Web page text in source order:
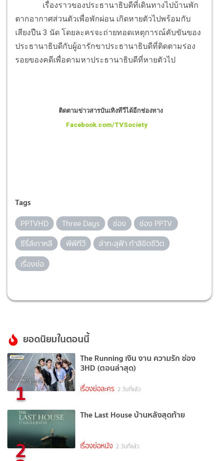
เรื่องราวของประธานาธิบดีที่เดินทางไปบ้านพัก
ตากอากาศส่วนตัวเพื่อพักผ่อน เกิดหายตัวไปพร้อมกับ
เสียงปืน 3 นัด โดยละครจะถ่ายทอดเหตุการณ์คับขันของ
ประธานาธิบดีกับผู้อารักขาประธานาธิบดีที่ติดตามร่อง
รอยของคดีเพื่อตามหาประธานาธิบดีที่หายตัวไป
ติดตามข่าวสารบันเทิงทีวีได้อีกช่องทาง
Facebook.com/TVSociety
Tags
PPTVHD Three Days ช่อง
ช่อง PPTV
ซีรี่ส์เกาหลี
พีพีทีวี
ล่าทะลุฟ้า ท้าลิขิตชีวิต
เรื่องย่อ
ยอดนิยมในตอนนี้
1
The Running เงิน งาน ความรัก ช่อง
3HD (ตอนล่าสุด)
เรื่องย่อละคร 2 วันที่แล้ว
2
The Last House บ้านหลังสุดท้าย
เรื่องย่อหนัง 2 วันที่แล้ว